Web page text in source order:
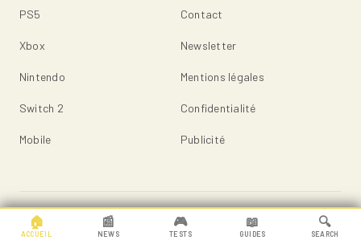
PS5
Xbox
Nintendo
Switch 2
Mobile
Contact
Newsletter
Mentions légales
Confidentialité
Publicité
© 2026 Game.fr — Tous droits réservés.
🏠
ACCUEIL
📰
NEWS
🎮
TESTS
📖
GUIDES
🔍
SEARCH